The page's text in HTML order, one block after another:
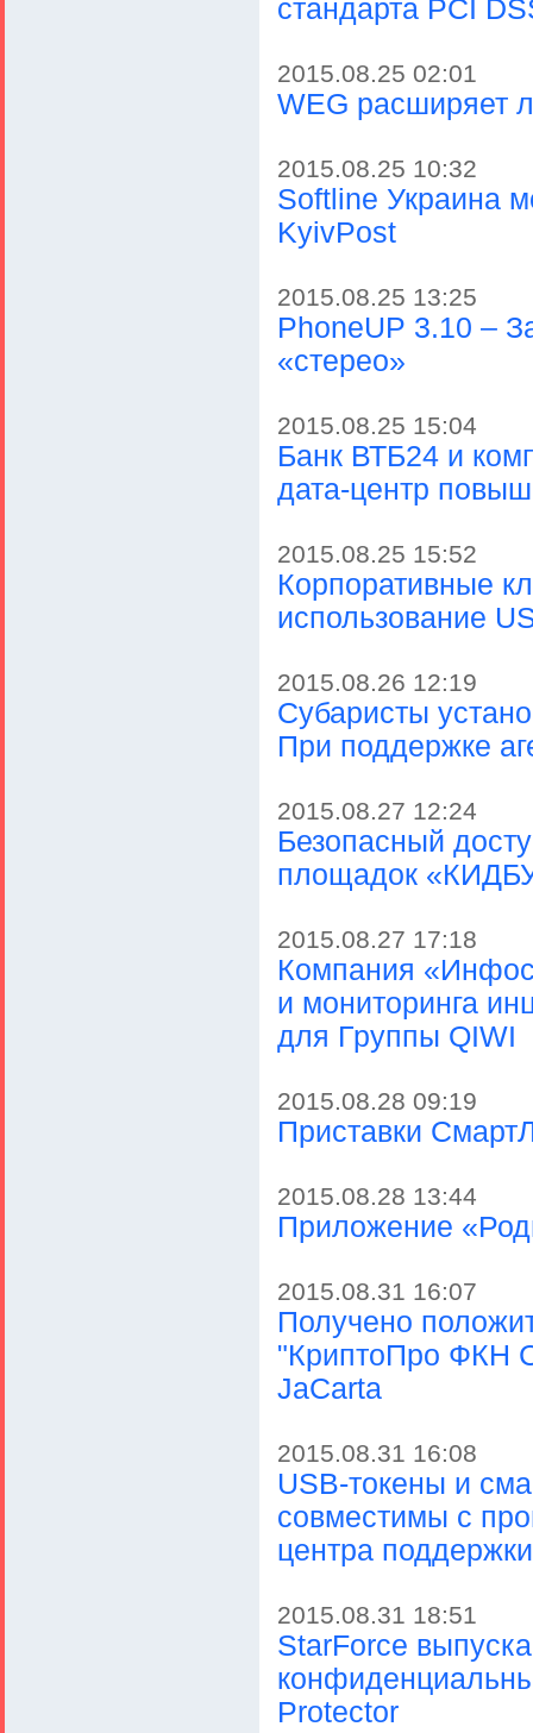
стандарта PCI
2015.08.25 02:01
WEG расширяет
2015.08.25 10:32
Softline Украина
KyivPost
2015.08.25 13:25
PhoneUP 3.10 –
«стерео»
2015.08.25 15:04
Банк ВТБ24 и
дата-центр
2015.08.25 15:52
Корпоративные
использование
2015.08.26 12:19
Субаристы
При поддержке
2015.08.27 12:24
Безопасный
площадок
2015.08.27 17:18
Компания
и мониторинга
для Группы QIWI
2015.08.28 09:19
Приставки
2015.08.28 13:44
Приложение
2015.08.31 16:07
Получено
"КриптоПро ФКН
JaCarta
2015.08.31 16:08
USB-токены и
совместимы с
центра
2015.08.31 18:51
StarForce
Protector